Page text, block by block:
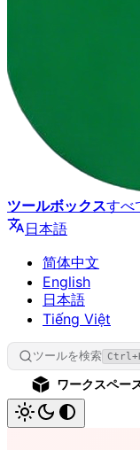
ツールボックスすべ
日本語
简体中文
English
日本語
Tiếng Việt
ツールを検索
ワークスペー